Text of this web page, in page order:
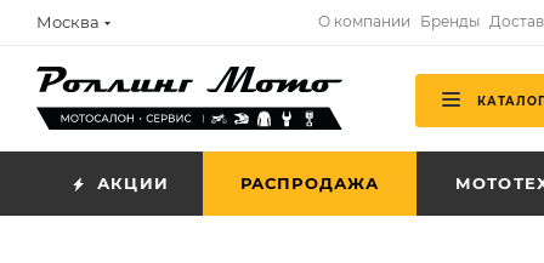
Москва О компании Бренды
АКЦИИ РАСПРОДАЖА